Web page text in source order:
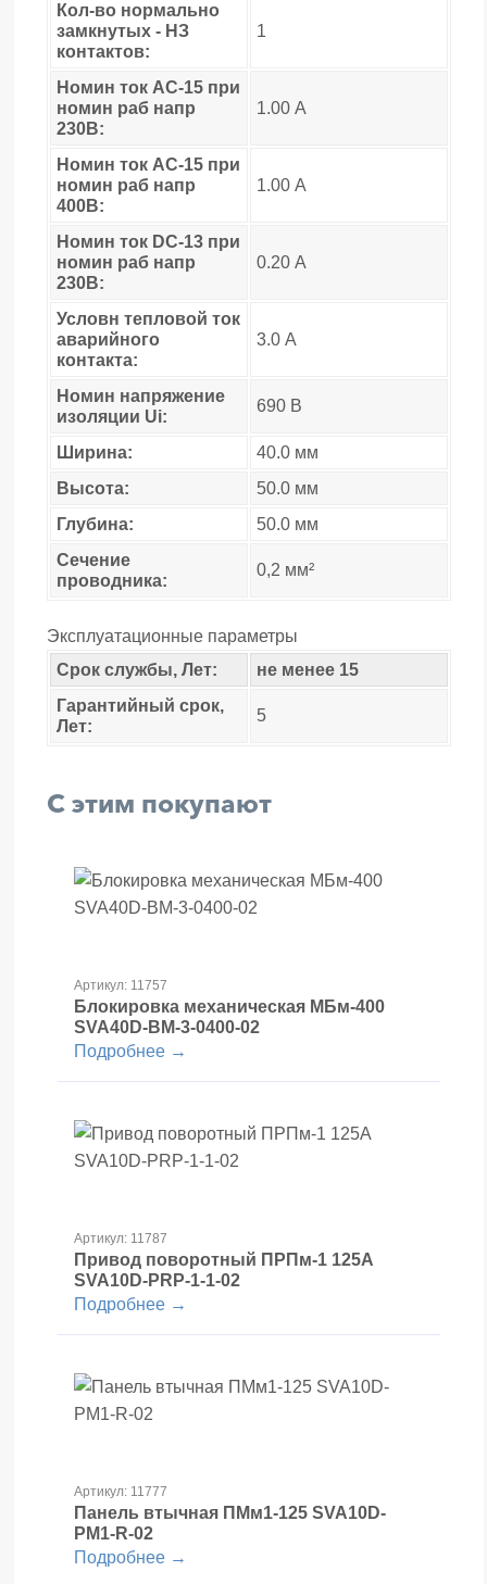
Кол-во нормально
замкнутых - НЗ
контактов:
1
Номин ток AC-15 при
номин раб напр
230В:
1.00 А
Номин ток AC-15 при
номин раб напр
400В:
1.00 А
Номин ток DC-13 при
номин раб напр
230В:
0.20 А
Условн тепловой ток
аварийного
контакта:
3.0 А
Номин напряжение
изоляции Ui:
690 В
Ширина:
40.0 мм
Высота:
50.0 мм
Глубина:
50.0 мм
Сечение
проводника:
0,2 мм²
Эксплуатационные параметры
Срок службы, Лет:
не менее 15
Гарантийный срок,
Лет:
5
С этим покупают
Артикул: 11757
Блокировка механическая МБм-400
SVA40D-BM-3-0400-02
Подробнее →
Артикул: 11787
Привод поворотный ПРПм-1 125А
SVA10D-PRP-1-1-02
Подробнее →
Артикул: 11777
Панель втычная ПМм1-125 SVA10D-
PM1-R-02
Подробнее →